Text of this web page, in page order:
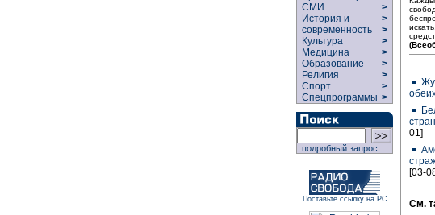
СМИ
>
История и
современность
>
>
Культура
>
Медицина
>
Образование
>
Религия
>
Спорт
>
Спецпрограммы >
подробный запрос
Поставьте ссылку на РС
01]
[03-
См.